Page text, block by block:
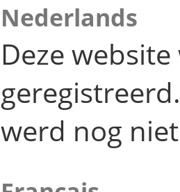
Nederlands
Deze
werd nog